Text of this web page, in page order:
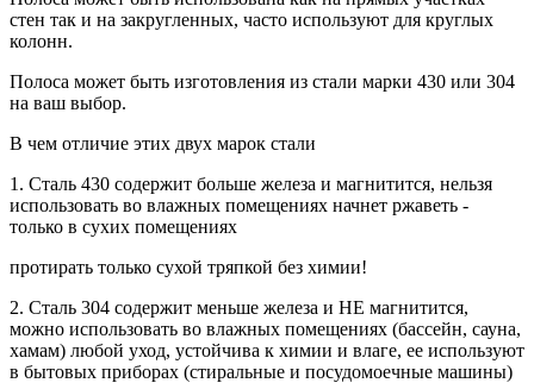
стен так и на закругленных, часто используют для круглых
колонн.
Полоса может быть изготовления из стали марки 430 или 304
на ваш выбор.
В чем отличие этих двух марок стали
1. Сталь 430 содержит больше железа и магнитится, нельзя
использовать во влажных помещениях начнет ржаветь -
только в сухих помещениях
протирать только сухой тряпкой без химии!
2. Сталь 304 содержит меньше железа и НЕ магнитится,
можно использовать во влажных помещениях (бассейн, сауна,
хамам) любой уход, устойчива к химии и влаге, ее используют
в бытовых приборах (стиральные и посудомоечные машины)